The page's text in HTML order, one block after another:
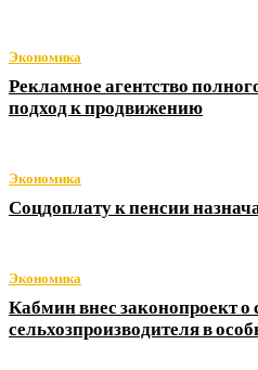
Экономика
Рекламное агентство
подход к продвижению
Экономика
Соцдоплату к пенсии
Экономика
Кабмин внес законопроект о
сельхозпроизводителя в